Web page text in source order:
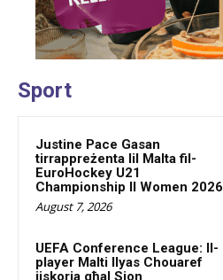
Sport
Justine Pace Gasan
tirrappreżenta lil Malta fil-
EuroHockey U21
Championship II Women 2026
August 7, 2026
UEFA Conference League: Il-
player Malti Ilyas Chouaref
jiskorja għal Sion